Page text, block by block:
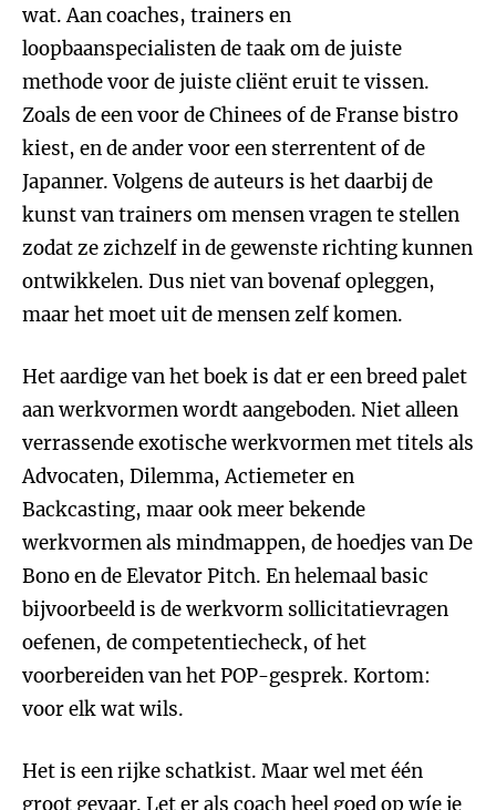
wat. Aan coaches, trainers en
loopbaanspecialisten de taak om de juiste
methode voor de juiste cliënt eruit te vissen.
Zoals de een voor de Chinees of de Franse bistro
kiest, en de ander voor een sterrentent of de
Japanner. Volgens de auteurs is het daarbij de
kunst van trainers om mensen vragen te stellen
zodat ze zichzelf in de gewenste richting kunnen
ontwikkelen. Dus niet van bovenaf opleggen,
maar het moet uit de mensen zelf komen.
Het aardige van het boek is dat er een breed palet
aan werkvormen wordt aangeboden. Niet alleen
verrassende exotische werkvormen met titels als
Advocaten, Dilemma, Actiemeter en
Backcasting, maar ook meer bekende
werkvormen als mindmappen, de hoedjes van De
Bono en de Elevator Pitch. En helemaal basic
bijvoorbeeld is de werkvorm sollicitatievragen
oefenen, de competentiecheck, of het
voorbereiden van het POP-gesprek. Kortom:
voor elk wat wils.
Het is een rijke schatkist. Maar wel met één
groot gevaar. Let er als coach heel goed op wíe je